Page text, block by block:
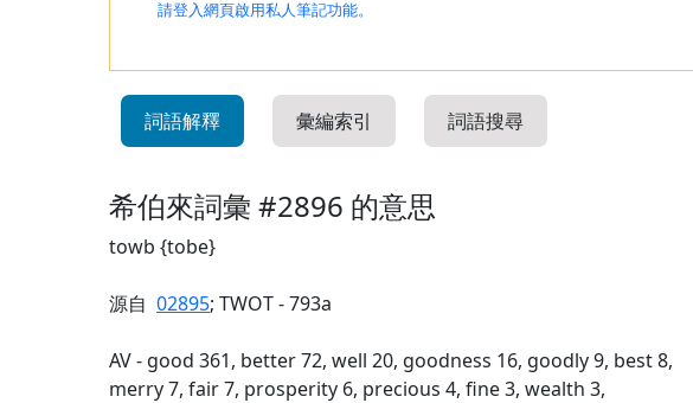
請登入網頁啟用私人筆記功能。
詞語解釋 彙編索引 詞語搜尋
希伯來詞彙 #2896 的意思
towb {tobe}
源自 02895; TWOT - 793a
AV - good 361, better 72, well 20, goodness 16, goodly 9, best 8,
merry 7, fair 7, prosperity 6, precious 4, fine 3, wealth 3,